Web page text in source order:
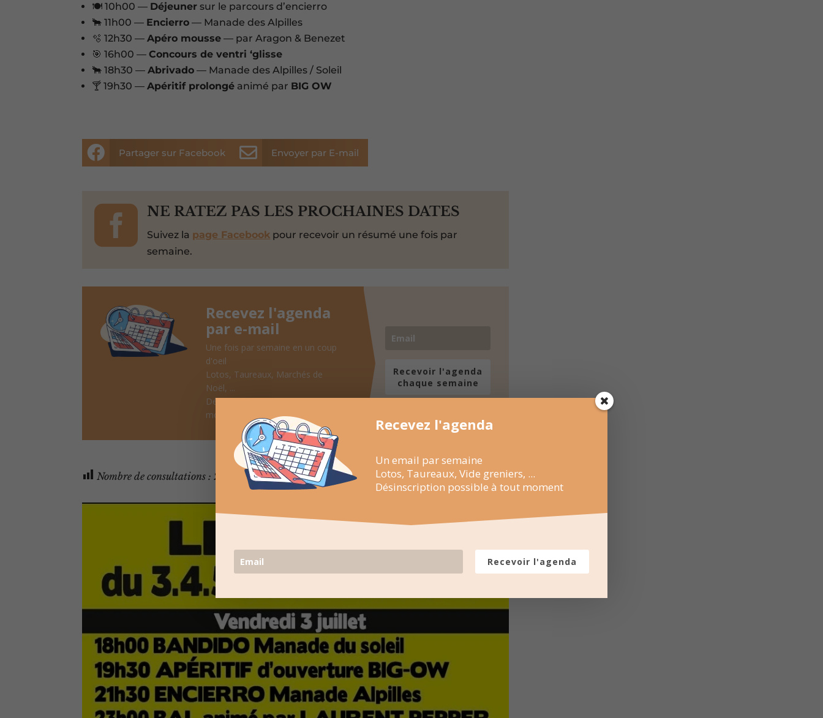
🍽️ 10h00 — Déjeuner sur le parcours d’encierro
🐂 11h00 — Encierro — Manade des Alpilles
🫧 12h30 —Apéro mousse — par Aragon & Benezet
🎯 16h00 —Concours de ventri ‘glisse
🐂 18h30 —Abrivado — Manade des Alpilles / Soleil
🍸 19h30 —Apéritif prolongé animé par BIG OW
 Partager sur Facebook  Envoyer par E-mail
 NE RATEZ PAS LES PROCHAINES DATES
Suivez la page Facebook pour recevoir un résumé une fois par
semaine.
Recevez l'agenda
par e-mail
Une fois par semaine en un coup
d'oeil
Lotos, Taureaux, Marchés de
Noël, ...
Désinscription possible à tout
moment
Recevoir l'agenda
chaque semaine
Nombre de consultations : 2 513
Recevez l'agenda
Un email par semaine
Lotos, Taureaux, Vide greniers, ...
Désinscription possible à tout moment
Recevoir l'agenda